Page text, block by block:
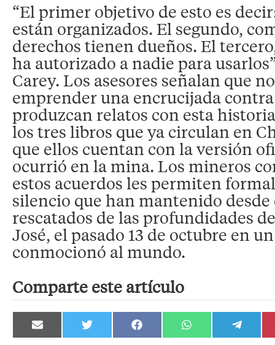
“El primer objetivo de esto es
están organizados. El segundo,
derechos tienen dueños. El
ha autorizado a nadie para
Carey. Los asesores señalan que
emprender una encrucijada
produzcan relatos con esta
los tres libros que ya circulan en
que ellos cuentan con la versión
ocurrió en la mina. Los mineros
estos acuerdos les permiten
silencio que han mantenido
rescatados de las profundidades
José, el pasado 13 de octubre en
conmocionó al mundo.
Comparte este artículo
Compartir
en
Compartir
en
Compartir
en
Compartir
en
Compartir
en